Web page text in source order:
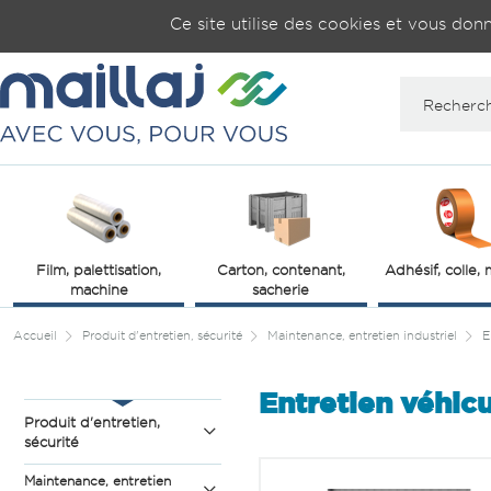
Film, palettisation,
machine
Carton, contenant,
sacherie
Adhésif, colle,
Accueil Produit d'entretien, sécurité Maintenance, entretien industriel
Produit d'entretien,
sécurité
Maintenance, entretien
Entretien
Ce site utilise des cookies et vous